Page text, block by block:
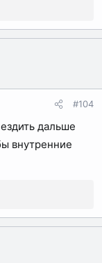
#104
дальше
внутренние